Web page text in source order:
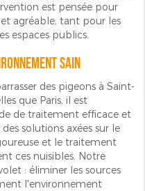
est pensée pour
agréable, tant pour les
espaces publics.
sain
des pigeons à Saint-
que Paris, il est
de traitement efficace et
solutions axées sur le
et le traitement
ces nuisibles. Notre
: éliminer les sources
l'environnement